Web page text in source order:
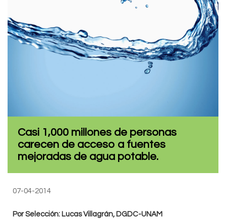
Casi 1,000 millones de personas
carecen de acceso a fuentes
mejoradas de agua potable.
07-04-2014
Por Selección: Lucas Villagrán, DGDC-UNAM